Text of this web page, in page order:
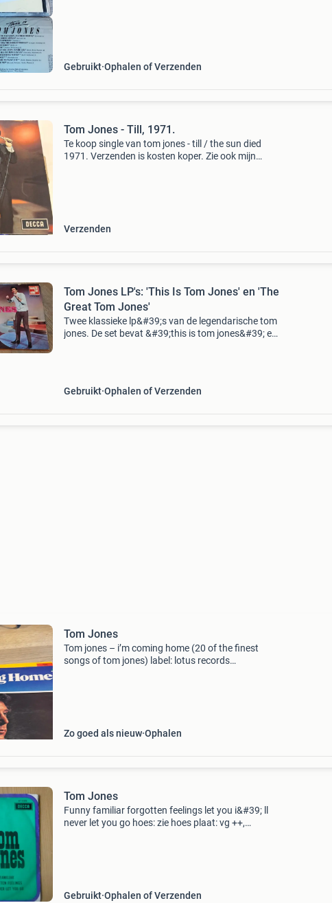
Gebruikt Ophalen of Verzenden
Tom Jones - Till, 1971.
Te koop single van tom jones - till / the sun died
1971. Verzenden is kosten koper. Zie ook mijn
Verzenden
Tom Jones LP's: 'This Is Tom Jones' en 'The
Great Tom Jones'
Twee klassieke lp&#39;s van de legendarische tom
jones. De set bevat &#39;this is tom jones&#39; en
Gebruikt Ophalen of Verzenden
Tom Jones
Tom jones – i’m coming home (20 of the finest
songs of tom jones) label: lotus records
Zo goed als nieuw Ophalen
Tom Jones
Funny familiar forgotten feelings let you i&#39; ll
never let you go hoes: zie hoes plaat: vg ++,
Gebruikt Ophalen of Verzenden